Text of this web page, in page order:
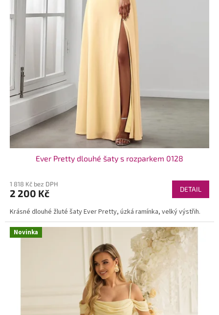
Ever Pretty dlouhé šaty s rozparkem 0128
1 818 Kč bez DPH
2 200 Kč DETAIL
Krásné dlouhé žluté šaty Ever Pretty, úzká ramínka, velký výstřih.
Novinka